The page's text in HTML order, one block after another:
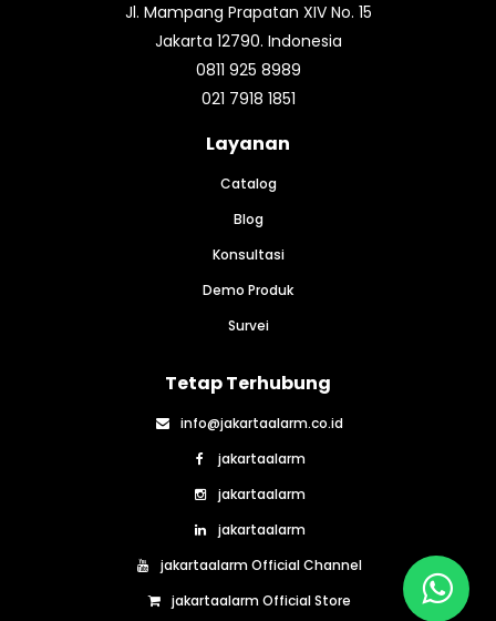
Jl. Mampang Prapatan XIV No. 15
Jakarta 12790. Indonesia
0811 925 8989
021 7918 1851
Layanan
Catalog
Blog
Konsultasi
Demo Produk
Survei
Tetap Terhubung
info@jakartaalarm.co.id
jakartaalarm
jakartaalarm
jakartaalarm
jakartaalarm Official Channel
jakartaalarm Official Store